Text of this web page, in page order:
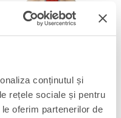
conținutul și
rețele sociale și pentru
oferim partenerilor de
of the Universe Jucarie de
He-Man 25 cm
Adauga in cos